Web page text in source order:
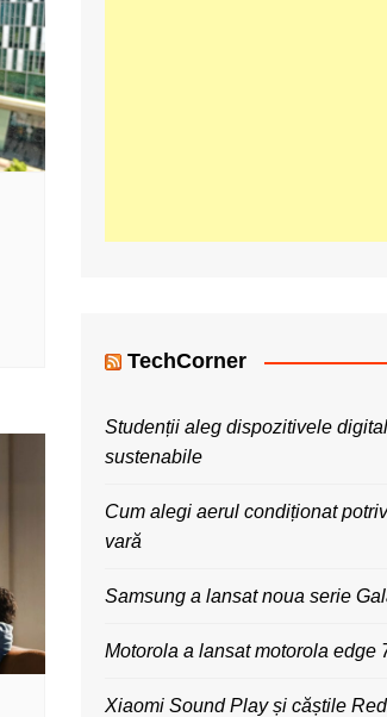
TechCorner
Studenții aleg dispozitivele
sustenabile
Cum alegi aerul condiționat
vară
Samsung a lansat noua serie
Motorola a lansat motorola edge
Xiaomi Sound Play și căștile